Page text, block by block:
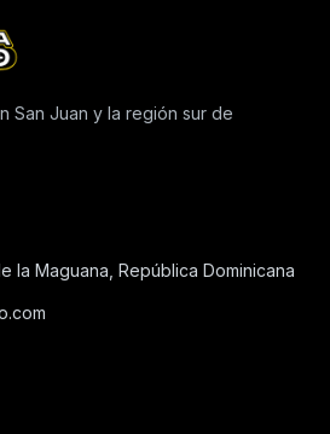
San Juan y la región sur de
la Maguana, República Dominicana